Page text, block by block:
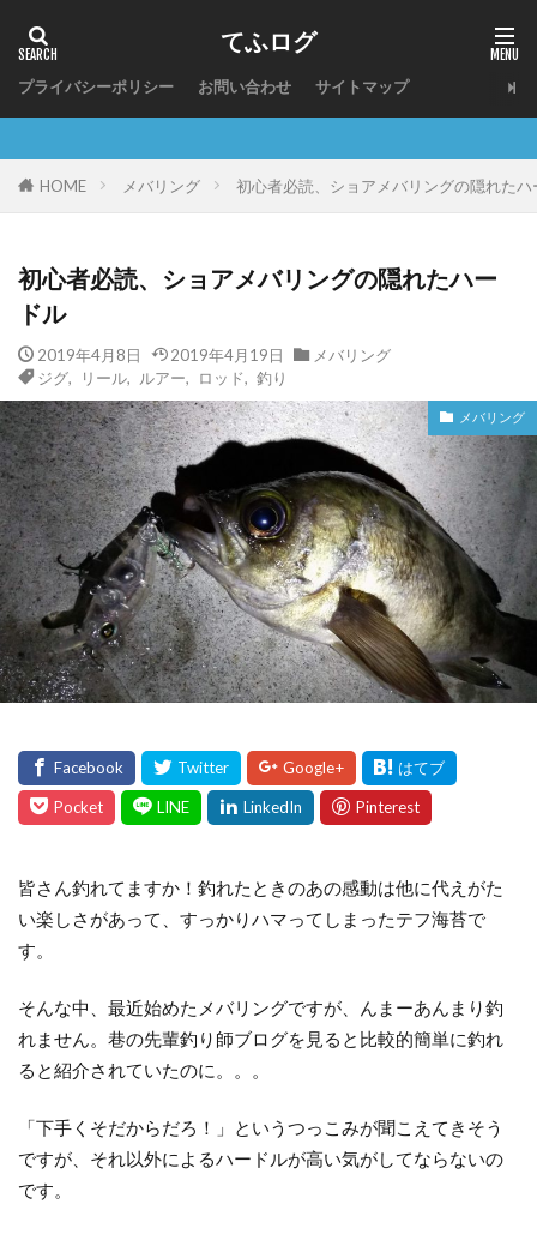
てふログ
プライバシーポリシー お問い合わせ サイトマップ
HOME メバリング 初心者必読、ショアメバリングの隠れたハ
初心者必読、ショアメバリングの隠れたハー
ドル
2019年4月8日 2019年4月19日
メバリング
ジグ, リール, ルアー ロッド 釣り
メバリング
皆さん釣れてますか！釣れたときのあの感動は他に代えがた
い楽しさがあって、すっかりハマってしまったテフ海苔で
す。
そんな中、最近始めたメバリングですが、んまーあんまり釣
れません。巷の先輩釣り師ブログを見ると比較的簡単に釣れ
ると紹介されていたのに。。。
「下手くそだからだろ！」というつっこみが聞こえてきそう
ですが、それ以外によるハードルが高い気がしてならないの
です。